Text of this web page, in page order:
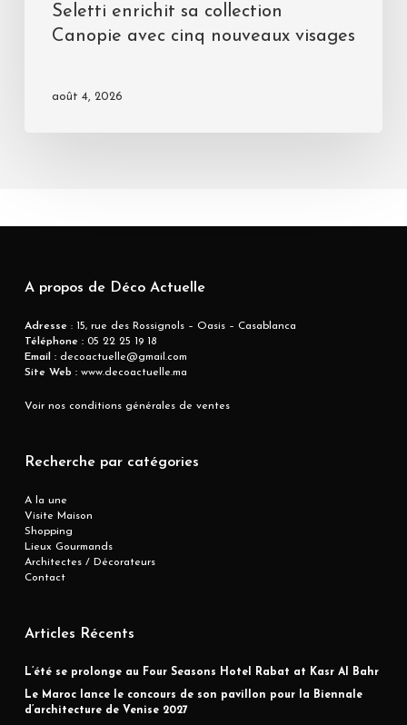
Seletti enrichit sa collection
Canopie avec cinq nouveaux visages
août 4, 2026
A propos de Déco Actuelle
Adresse : 15, rue des Rossignols – Oasis – Casablanca
Téléphone :05 22 25 19 18
Email :decoactuelle@gmail.com
Site Web :www.decoactuelle.ma
Voir nos conditions générales de ventes
Recherche par catégories
A la une
Visite Maison
Shopping
Lieux Gourmands
Architectes / Décorateurs
Contact
Articles Récents
L’été se prolonge au Four Seasons Hotel Rabat at Kasr Al Bahr
Le Maroc lance le concours de son pavillon pour la Biennale
d’architecture de Venise 2027